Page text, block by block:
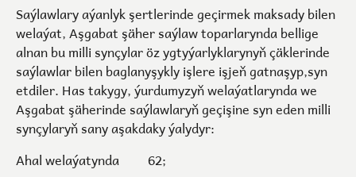
Saýlawlary aýanlyk şertlerinde geçirmek maksady bilen
welaýat, Aşgabat şäher saýlaw toparlarynda bellige
alnan bu milli synçylar öz ygtyýarlyklarynyň çäklerinde
saýlawlar bilen baglanyşykly işlere işjeň gatnaşyp,syn
etdiler. Has takygy, ýurdumyzyň welaýatlarynda we
Aşgabat şäherinde saýlawlaryň geçişine syn eden milli
synçylaryň sany aşakdaky ýalydyr:
Ahal welaýatynda 62;